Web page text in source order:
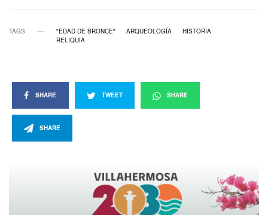
TAGS "EDAD DE BRONCE" ARQUEOLOGÍA
HISTORIA
RELIQUIA
SHARE TWEET SHARE
SHARE